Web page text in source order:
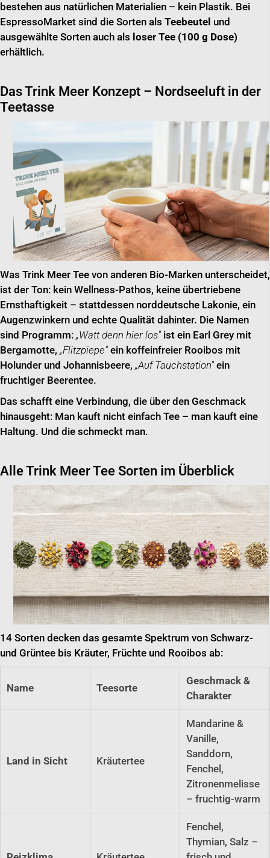
bestehen aus natürlichen Materialien – kein Plastik. Bei
EspressoMarket sind die Sorten als Teebeutel und
ausgewählte Sorten auch als loser Tee (100 g Dose)
erhältlich.
Das Trink Meer Konzept – Nordseeluft in der
Teetasse
Was Trink Meer Tee von anderen Bio-Marken unterscheidet,
ist der Ton: kein Wellness-Pathos, keine übertriebene
Ernsthaftigkeit – stattdessen norddeutsche Lakonie, ein
Augenzwinkern und echte Qualität dahinter. Die Namen
sind Programm: „Watt denn hier los" ist ein Earl Grey mit
Bergamotte, „Flitzpiepe" ein koffeinfreier Rooibos mit
Holunder und Johannisbeere, „Auf Tauchstation" ein
fruchtiger Beerentee.
Das schafft eine Verbindung, die über den Geschmack
hinausgeht: Man kauft nicht einfach Tee – man kauft eine
Haltung. Und die schmeckt man.
Alle Trink Meer Tee Sorten im Überblick
14 Sorten decken das gesamte Spektrum von Schwarz-
und Grüntee bis Kräuter, Früchte und Rooibos ab:
Name Teesorte
Geschmack &
Charakter
Land in Sicht Kräutertee
Mandarine &
Vanille,
Sanddorn,
Fenchel,
Zitronenmelisse
– fruchtig-warm
Fenchel,
Thymian, Salz –